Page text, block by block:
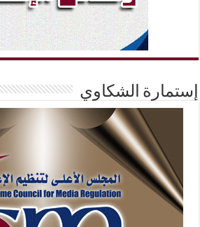
إستمارة الشكاوي